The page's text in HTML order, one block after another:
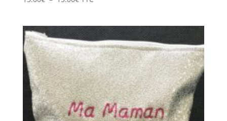
à
15.00€